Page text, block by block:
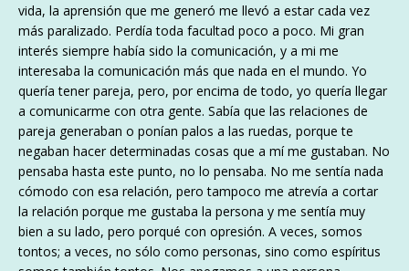
vida, la aprensión que me generó me llevó a estar cada vez
más paralizado. Perdía toda facultad poco a poco. Mi gran
interés siempre había sido la comunicación, y a mi me
interesaba la comunicación más que nada en el mundo. Yo
quería tener pareja, pero, por encima de todo, yo quería llegar
a comunicarme con otra gente. Sabía que las relaciones de
pareja generaban o ponían palos a las ruedas, porque te
negaban hacer determinadas cosas que a mí me gustaban. No
pensaba hasta este punto, no lo pensaba. No me sentía nada
cómodo con esa relación, pero tampoco me atrevía a cortar
la relación porque me gustaba la persona y me sentía muy
bien a su lado, pero porqué con opresión. A veces, somos
tontos; a veces, no sólo como personas, sino como espíritus